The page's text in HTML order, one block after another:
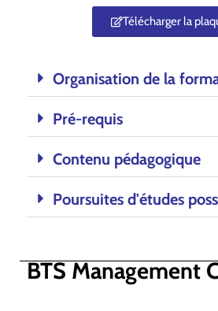
Télécharger la
Organisation de la
Pré-requis
Contenu pédagogique
Poursuites d'études
BTS Management